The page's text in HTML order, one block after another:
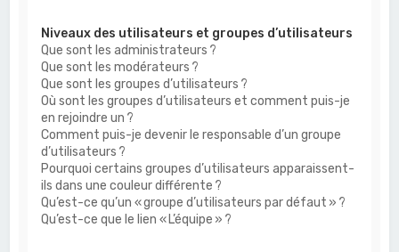
Niveaux des utilisateurs et groupes d’utilisateurs
Que sont les administrateurs ?
Que sont les modérateurs ?
Que sont les groupes d’utilisateurs ?
Où sont les groupes d’utilisateurs et comment puis-je
en rejoindre un ?
Comment puis-je devenir le responsable d’un groupe
d’utilisateurs ?
Pourquoi certains groupes d’utilisateurs apparaissent-
ils dans une couleur différente ?
Qu’est-ce qu’un « groupe d’utilisateurs par défaut » ?
Qu’est-ce que le lien « L’équipe » ?